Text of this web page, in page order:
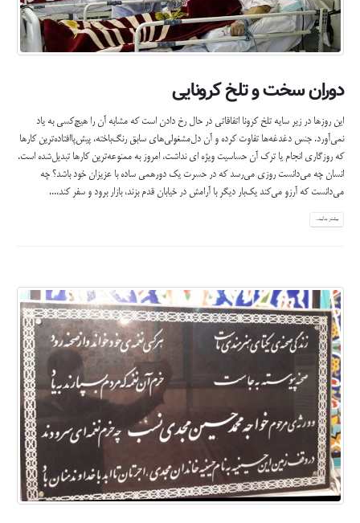
دوران سخت و تلخ کرونایی
این روزها در زیر سایه تلخ کرونا اتفاقاتی در حال رخ دادن است که مشابه آن را هیچ‌کسی به یاد
نمی‌آورد. جنس دغدغه‌ها تفاوت کرده و آن دل‌مشغولی‌های سابق رنگ‌باخته، پیش‌پاافتاده‌ترین کارها
که روزگاری انجام یا ترک آن حساسیت ویژه ای نداشت، امروز به ممنوعه‌ترین کارها تبدیل‌شده است.
انسان چه می‌دانست روزی می‌رسد که در حسرت یک دورهمی ساده با عزیزان خود باشد؟ چه
می‌دانست که آرزو می‌کند یک‌بار دیگر با آرامش در خیابان قدم بزند، بازار برود و سفر کند،...
بیشتر بدانید...